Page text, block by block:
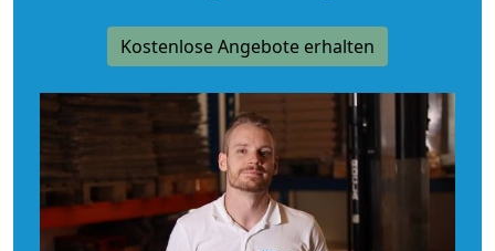
Kostenlose Angebote erhalten